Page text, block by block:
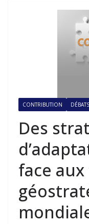
CONTRIBUTION DÉBATS
Des
face